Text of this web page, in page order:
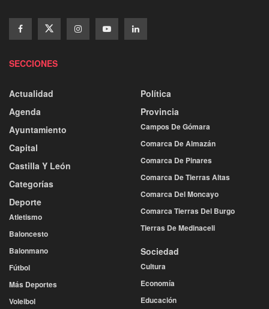
SECCIONES
Actualidad
Agenda
Ayuntamiento
Capital
Castilla Y León
Categorías
Deporte
Atletismo
Baloncesto
Balonmano
Fútbol
Más Deportes
Voleibol
Política
Provincia
Campos De Gómara
Comarca De Almazán
Comarca De Pinares
Comarca De Tierras Altas
Comarca Del Moncayo
Comarca Tierras Del Burgo
Tierras De Medinaceli
Sociedad
Cultura
Economía
Educación